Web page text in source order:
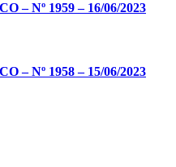
– Nº 1959 – 16/06/2023
– Nº 1958 – 15/06/2023